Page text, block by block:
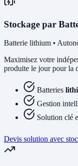
Stockage par
Batterie lithium •
Maximisez votre
produite le jour pour la
Batteries
Gestion
Solution clé
Devis solution avec